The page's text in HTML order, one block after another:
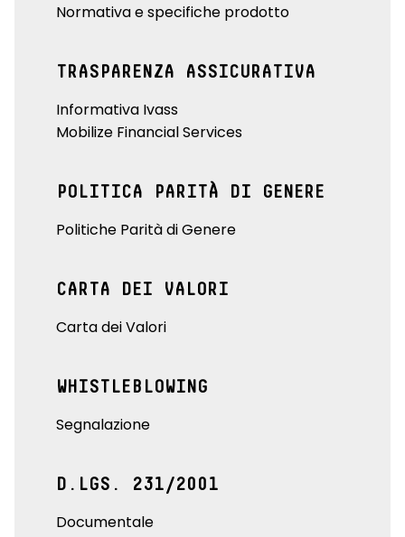
Normativa e specifiche prodotto
TRASPARENZA ASSICURATIVA
Informativa Ivass
Mobilize Financial Services
POLITICA PARITÀ DI GENERE
Politiche Parità di Genere
CARTA DEI VALORI
Carta dei Valori
WHISTLEBLOWING
Segnalazione
D.LGS. 231/2001
Documentale